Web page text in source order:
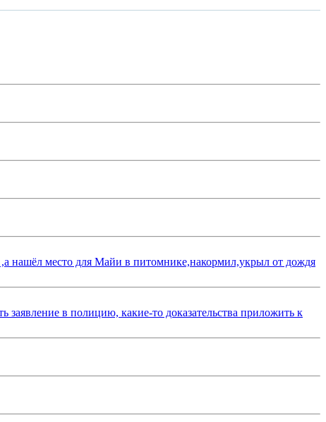
нашёл место для Майи в питомнике,накормил,укрыл от дождя
в полицию, какие-то доказательства приложить к